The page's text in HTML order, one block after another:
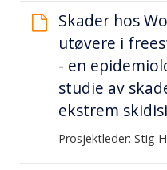
Skader hos
utøvere i
- en
studie av
ekstrem
Prosjektleder: Stig